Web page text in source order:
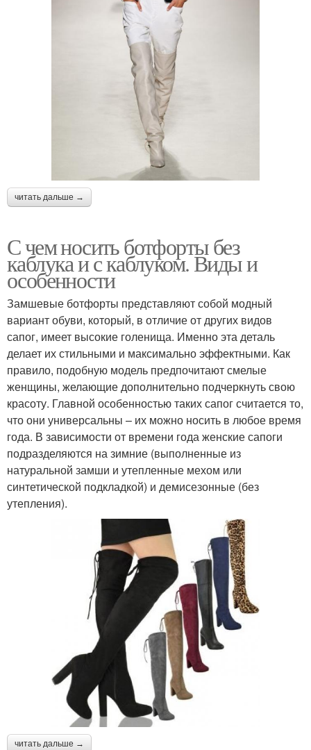
читать дальше →
С чем носить ботфорты без
каблука и с каблуком. Виды и
особенности
Замшевые ботфорты представляют собой модный
вариант обуви, который, в отличие от других видов
сапог, имеет высокие голенища. Именно эта деталь
делает их стильными и максимально эффектными. Как
правило, подобную модель предпочитают смелые
женщины, желающие дополнительно подчеркнуть свою
красоту. Главной особенностью таких сапог считается то,
что они универсальны – их можно носить в любое время
года. В зависимости от времени года женские сапоги
подразделяются на зимние (выполненные из
натуральной замши и утепленные мехом или
синтетической подкладкой) и демисезонные (без
утепления).
читать дальше →